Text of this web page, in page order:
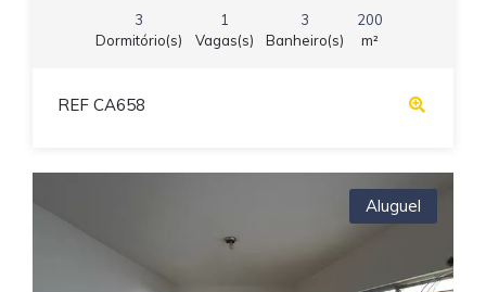
3
Dormitório(s)
1
Vagas(s)
3
Banheiro(s)
200
m²
REF CA658
Aluguel